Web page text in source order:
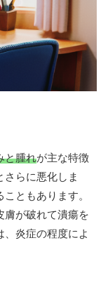
と腫れが主な特徴
さらに悪化しま
ともあります。
膚が破れて潰瘍を
炎症の程度によ